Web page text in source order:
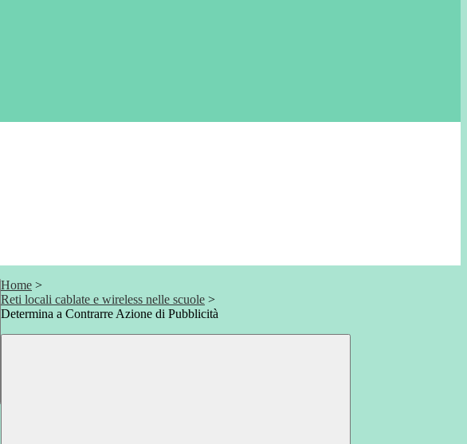
Home >
Reti locali cablate e wireless nelle scuole >
Determina a Contrarre Azione di Pubblicità